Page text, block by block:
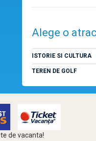
Alege o
ISTORIE SI CULTURA
TEREN DE GOLF
de vacanta!